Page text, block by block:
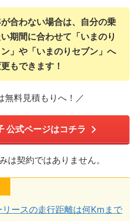
が合わない場合は、自分の乗
い期間に合わせて「いまのり
」や「いまのりセブン」へ
もできます！
無料見積もりへ！／
公式ページはコチラ
は契約ではありません。
ースの走行距離は何Kmまで